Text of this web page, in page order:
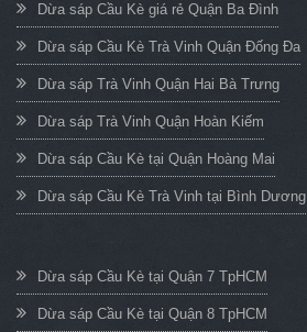
Dừa sáp Cầu Kè giá rẻ Quận Ba Đình
Dừa sáp Cầu Kè Trà Vinh Quận Đống Đa
Dừa sáp Trà Vinh Quận Hai Bà Trưng
Dừa sáp Trà Vinh Quận Hoàn Kiếm
Dừa sáp Cầu Kè tại Quận Hoàng Mai
Dừa sáp Cầu Kè Trà Vinh tại Bình Dương
Dừa sáp Cầu Kè tại Quận 7 TpHCM
Dừa sáp Cầu Kè tại Quận 8 TpHCM